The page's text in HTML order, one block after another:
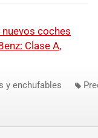
coches
Clase A,
y enchufables